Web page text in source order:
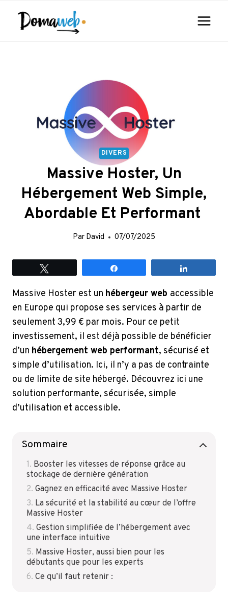
DIVERS
Massive Hoster, Un
Hébergement Web Simple,
Abordable Et Performant
Par David 07/07/2025
Massive Hoster est un hébergeur web accessible
en Europe qui propose ses services à partir de
seulement 3,99 € par mois. Pour ce petit
investissement, il est déjà possible de bénéficier
d’un hébergement web performant, sécurisé et
simple d’utilisation. Ici, il n’y a pas de contrainte
ou de limite de site hébergé. Découvrez ici une
solution performante, sécurisée, simple
d’utilisation et accessible.
Sommaire
Booster les vitesses de réponse grâce au
stockage de dernière génération
Gagnez en efficacité avec Massive Hoster
La sécurité et la stabilité au cœur de l’offre
Massive Hoster
Gestion simplifiée de l’hébergement avec
une interface intuitive
Massive Hoster, aussi bien pour les
débutants que pour les experts
Ce qu’il faut retenir :